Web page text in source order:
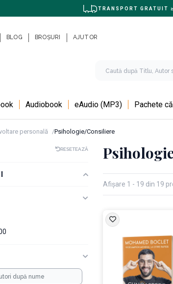
TRANSPORT GRATUIT
BLOG BROȘURI AJUTOR
Audiobook eAudio (MP3) Pachete
personală Psihologie/Consiliere
RESETEAZĂ
Afișare 1 - 19 din 19